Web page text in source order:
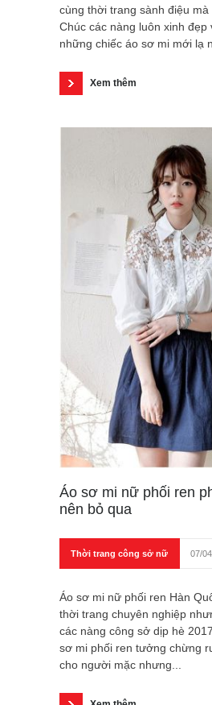
cùng thời trang sành điệu mà
Chúc các nàng luôn xinh
những chiếc áo sơ mi mới lạ
Xem thêm
Áo sơ mi nữ phối ren
nên bỏ qua
Thời trang công sở nữ 07/
Áo sơ mi nữ phối ren Hàn
thời trang chuyên nghiệp
các nàng công sở dịp hè
sơ mi phối ren tưởng chừng
cho người mặc nhưng...